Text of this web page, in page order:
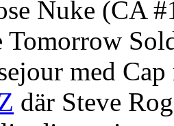
Nuke (CA
Tomorrow
med
där Steve